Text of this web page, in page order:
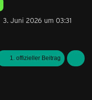
3. Juni 2026 um 03:31
1. offizieller Beitrag